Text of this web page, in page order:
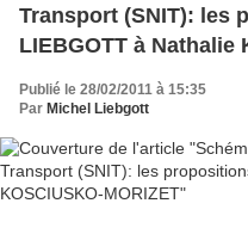
Transport (SNIT): les
LIEBGOTT à Nathalie
Publié le 28/02/2011 à 15:35
Par Michel Liebgott